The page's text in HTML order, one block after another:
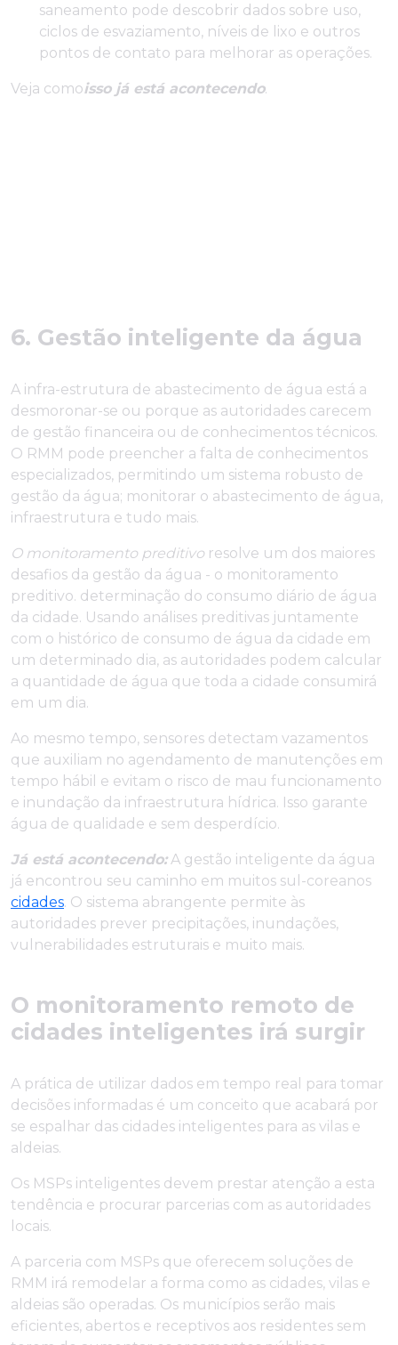
saneamento pode descobrir dados sobre uso,
ciclos de esvaziamento, níveis de lixo e outros
pontos de contato para melhorar as operações.
Veja comoisso já está acontecendo.
6. Gestão inteligente da água
A infra-estrutura de abastecimento de água está a
desmoronar-se ou porque as autoridades carecem
de gestão financeira ou de conhecimentos técnicos.
O RMM pode preencher a falta de conhecimentos
especializados, permitindo um sistema robusto de
gestão da água; monitorar o abastecimento de água,
infraestrutura e tudo mais.
O monitoramento preditivo resolve um dos maiores
desafios da gestão da água - o monitoramento
preditivo. determinação do consumo diário de água
da cidade. Usando análises preditivas juntamente
com o histórico de consumo de água da cidade em
um determinado dia, as autoridades podem calcular
a quantidade de água que toda a cidade consumirá
em um dia.
Ao mesmo tempo, sensores detectam vazamentos
que auxiliam no agendamento de manutenções em
tempo hábil e evitam o risco de mau funcionamento
e inundação da infraestrutura hídrica. Isso garante
água de qualidade e sem desperdício.
Já está acontecendo:A gestão inteligente da água
já encontrou seu caminho em muitos sul-coreanos
cidades. O sistema abrangente permite às
autoridades prever precipitações, inundações,
vulnerabilidades estruturais e muito mais.
O monitoramento remoto de
cidades inteligentes irá surgir
A prática de utilizar dados em tempo real para tomar
decisões informadas é um conceito que acabará por
se espalhar das cidades inteligentes para as vilas e
aldeias.
Os MSPs inteligentes devem prestar atenção a esta
tendência e procurar parcerias com as autoridades
locais.
A parceria com MSPs que oferecem soluções de
RMM irá remodelar a forma como as cidades, vilas e
aldeias são operadas. Os municípios serão mais
eficientes, abertos e receptivos aos residentes sem